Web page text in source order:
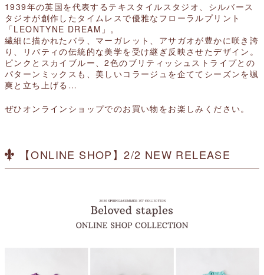
1939年の英国を代表するテキスタイルスタジオ、シルバース
タジオが創作したタイムレスで優雅なフローラルプリント
「LEONTYNE DREAM」。
繊細に描かれたバラ、マーガレット、アサガオが豊かに咲き誇
り、リバティの伝統的な美学を受け継ぎ反映させたデザイン。
ピンクとスカイブルー、2色のブリティッシュストライプとの
パターンミックスも、美しいコラージュを企ててシーズンを颯
爽と立ち上げる…
ぜひオンラインショップでのお買い物をお楽しみください。
【ONLINE SHOP】2/2 NEW RELEASE